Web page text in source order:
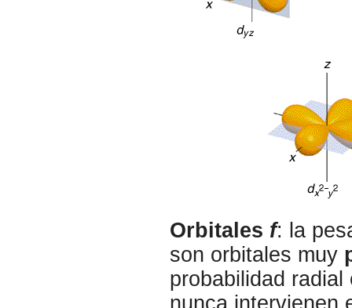
Orbitales f: la
son orbitales muy
probabilidad
nunca intervienen